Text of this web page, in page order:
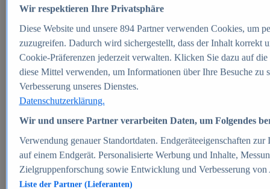
Zum Report
E-commerce
Beliebte Statistiken
Aktuelle Statistiken
E-Commerce - Entwicklung des Umsatzes in
Deutschland 1999-2025
Umsatz von Amazon in Deutschland und weltweit
2010-2025
B2C-E-Commerce: Top-50 Online Shops in
Deutschland 2024
Marktanteile von Online-Zahlungsverfahren in
Deutschland 2024
Umsatzstarke Warengruppen im Online-Handel in
Deutschland 2023-2025
Wir respektieren Ihre Privatsphäre
Diese Website und unsere 894Partner verwenden Cookies, um
zuzugreifen. Dadurch wird sichergestellt, dass der Inhalt korrekt
Cookie-Präferenzen jederzeit verwalten. Klicken Sie dazu auf
diese Mittel verwenden, um Informationen über Ihre Besuche
Verbesserung unseres Dienstes.
Datenschutzerklärung.
Wir und unsere Partner verarbeiten Daten, um Folgendes
Verwendung genauer Standortdaten. Endgeräteeigenschaften
auf einem Endgerät. Personalisierte Werbung und Inhalte,
Zielgruppenforschung sowie Entwicklung und Verbesserung von
Liste der Partner (Lieferanten)